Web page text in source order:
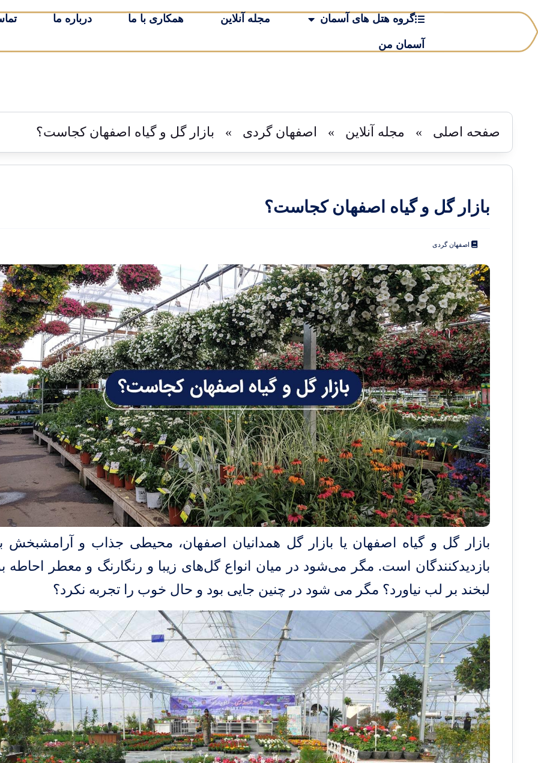
گروه هتل های آسمان مجله آنلاین همکاری با ما درباره ما
آسمان من
صفحه اصلی » مجله آنلاین » اصفهان گردی » بازار گل و گیاه اصفهان کجاست؟
بازار گل و گیاه اصفهان کجاست؟
اصفهان گردی
بازار گل و گیاه اصفهان یا بازار گل همدانیان اصفهان، محیطی جذاب و آرامشبخش
بازدیدکنندگان است. مگر می‌شود در میان انواع گل‌های زیبا و رنگارنگ و معطر احاطه
لبخند بر لب نیاورد؟ مگر می شود در چنین جایی بود و حال خوب را تجربه نکرد؟